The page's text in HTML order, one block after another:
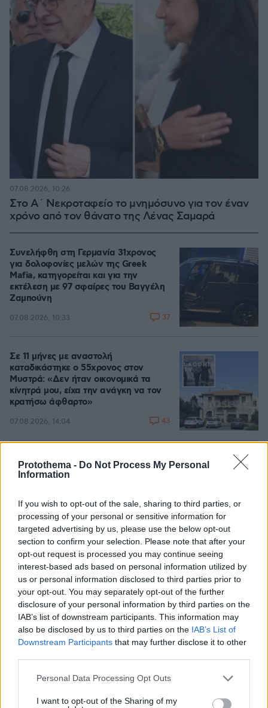
Protothema - Do Not Process My Personal
Information
If you wish to opt-out of the sale, sharing to third parties, or
processing of your personal or sensitive information for
targeted advertising by us, please use the below opt-out
section to confirm your selection. Please note that after your
opt-out request is processed you may continue seeing
interest-based ads based on personal information utilized by
us or personal information disclosed to third parties prior to
your opt-out. You may separately opt-out of the further
disclosure of your personal information by third parties on the
IAB’s list of downstream participants. This information may
also be disclosed by us to third parties on the IAB’s List of
Downstream Participants that may further disclose it to other
Please note that this website/app uses one or more Google
not limited to your visit or usage behaviour. You may click to
Personal Data Processing Opt Outs
I want to opt-out of the Sharing of my
Στο Α΄ Νεκροταφείο το μνημόσυνο για τον έναν
χρόνο από τον θάνατο της Λένας Σαμαρά
07.08.2026, 10:26
Συνελήφθη στη Γερμανία 31χρονος
για δολοφονίες μελών της Greek
Mafia, κατηγορείται και για την
εκτέλεση με 97 σφαίρες του Βαγγέλη
Ζαμπούνη
07.08.2026, 10:33 37
Σε 11 μήνες με αναστολή
καταδικάστηκε ο 55χρονος στον
Μυστρά: «Δεν ήταν οικονομικά τα
κίνητρά μου, είχα την ανάγκη να τον
κρατήσω άφθαρτο»
07.08.2026, 14:04 43
Στο mega yacht «Boardwalk» στην
Κέρκυρα η δεξίωση για τα 250 χρόνια
07.08.2026, 13:23 13
Πόσο κοστίζει μία εβδομάδα σε βίλες
- παράδεισους
07.08.2026, 09:43 25
περιπτεράς της Γαστούνης άνοιξε
επιθέσεις και τον εμπρησμό